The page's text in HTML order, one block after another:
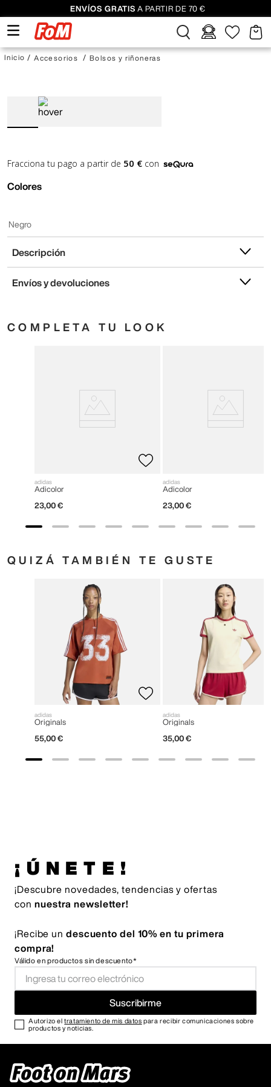
ENVÍOS GRATIS A PARTIR DE 70 €
Accesorios Bolsos y riñoneras
Fracciona tu pago a partir de 50 € con
Colores
Negro
Descripción
Envíos y devoluciones
COMPLETA TU LOOK
adidas
Adicolor
23,00 €
adidas
Adicolor
23,00 €
QUIZÁ TAMBIÉN TE GUSTE
adidas
Originals
55,00 €
adidas
Originals
35,00 €
¡ÚNETE!
¡Descubre novedades, tendencias y ofertas
con nuestra newsletter!
¡Recibe un descuento del 10% en tu primera
compra!
Válido en productos sin descuento*
Suscribirme
Autorizo eltratamiento de mis datos para recibir comunicaciones sobre
productos y noticias.